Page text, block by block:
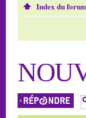
Index du
Répondre